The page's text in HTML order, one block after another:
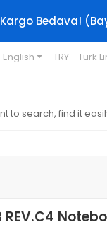
Bedava!
English TRY - Türk
REV.C4